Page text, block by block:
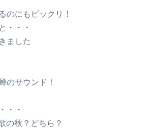
のにもビックリ！
・・・
ました
のサウンド！
・・
秋？どちら？